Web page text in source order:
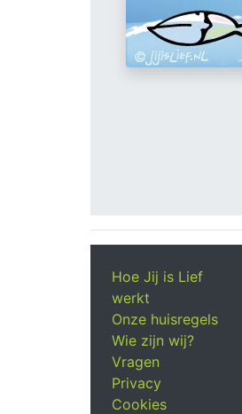
Hoe Jij is Lief
werkt
Onze huisregels
Wie zijn wij?
Vragen
Privacy
Cookies